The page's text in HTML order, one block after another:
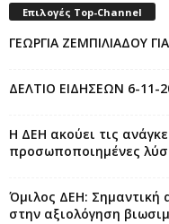
Επιλογές Top-Channel
ΓΕΩΡΓΙΑ ΖΕΜΠΙΛΙΑΔΟΥ
ΔΕΛΤΙΟ ΕΙΔΗΣΕΩΝ 6-11-
Η ΔΕΗ ακούει τις
προσωποποιημένες
Όμιλος ΔΕΗ: Σημαντική
στην αξιολόγηση